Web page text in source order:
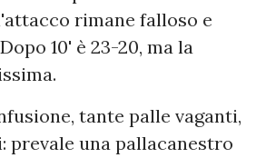
rimane falloso e
10' è 23-20, ma la
tante palle vaganti,
prevale una pallacanestro